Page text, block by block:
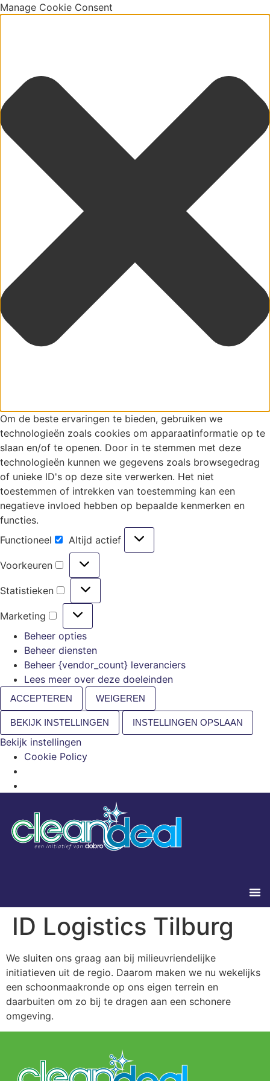
Manage Cookie Consent
Om de beste ervaringen te bieden, gebruiken we
technologieën zoals cookies om apparaatinformatie op te
slaan en/of te openen. Door in te stemmen met deze
technologieën kunnen we gegevens zoals browsegedrag
of unieke ID's op deze site verwerken. Het niet
toestemmen of intrekken van toestemming kan een
negatieve invloed hebben op bepaalde kenmerken en
functies.
Functioneel
Altijd actief
Voorkeuren
Statistieken
Marketing
Beheer opties
Beheer diensten
Beheer {vendor_count} leveranciers
Lees meer over deze doeleinden
ACCEPTEREN WEIGEREN
BEKIJK INSTELLINGEN INSTELLINGEN OPSLAAN
Bekijk instellingen
Cookie Policy
ID Logistics Tilburg
We sluiten ons graag aan bij milieuvriendelijke
initiatieven uit de regio. Daarom maken we nu wekelijks
een schoonmaakronde op ons eigen terrein en
daarbuiten om zo bij te dragen aan een schonere
omgeving.